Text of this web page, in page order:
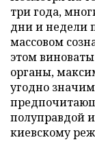
три года,
дни и недели
массовом
этом
органы,
угодно
полуправдой
киевскому